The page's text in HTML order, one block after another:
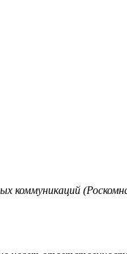
коммуникаций